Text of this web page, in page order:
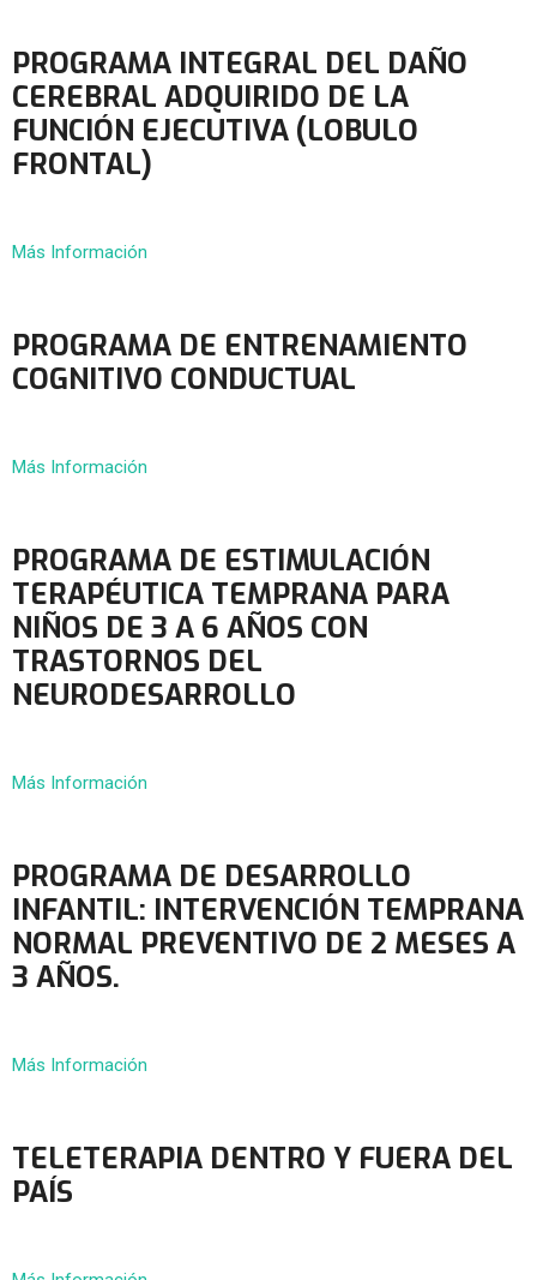
PROGRAMA INTEGRAL DEL DAÑO
CEREBRAL ADQUIRIDO DE LA
FUNCIÓN EJECUTIVA (LOBULO
FRONTAL)
Más Información
PROGRAMA DE ENTRENAMIENTO
COGNITIVO CONDUCTUAL
Más Información
PROGRAMA DE ESTIMULACIÓN
TERAPÉUTICA TEMPRANA PARA
NIÑOS DE 3 A 6 AÑOS CON
TRASTORNOS DEL
NEURODESARROLLO
Más Información
PROGRAMA DE DESARROLLO
INFANTIL: INTERVENCIÓN TEMPRANA
NORMAL PREVENTIVO DE 2 MESES A
3 AÑOS.
Más Información
TELETERAPIA DENTRO Y FUERA DEL
PAÍS